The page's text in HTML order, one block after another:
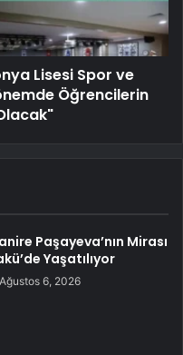
Lisesi Spor ve
Öğrencilerin
Paşayeva’nın Mirası
Yaşatılıyor
Ağustos 6, 2026